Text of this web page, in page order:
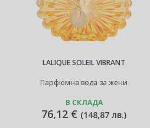
LALIQUE SOLEIL VIBRANT
Парфюмна вода за жени
В СКЛАДА
76,12 € (148,87 лв.)